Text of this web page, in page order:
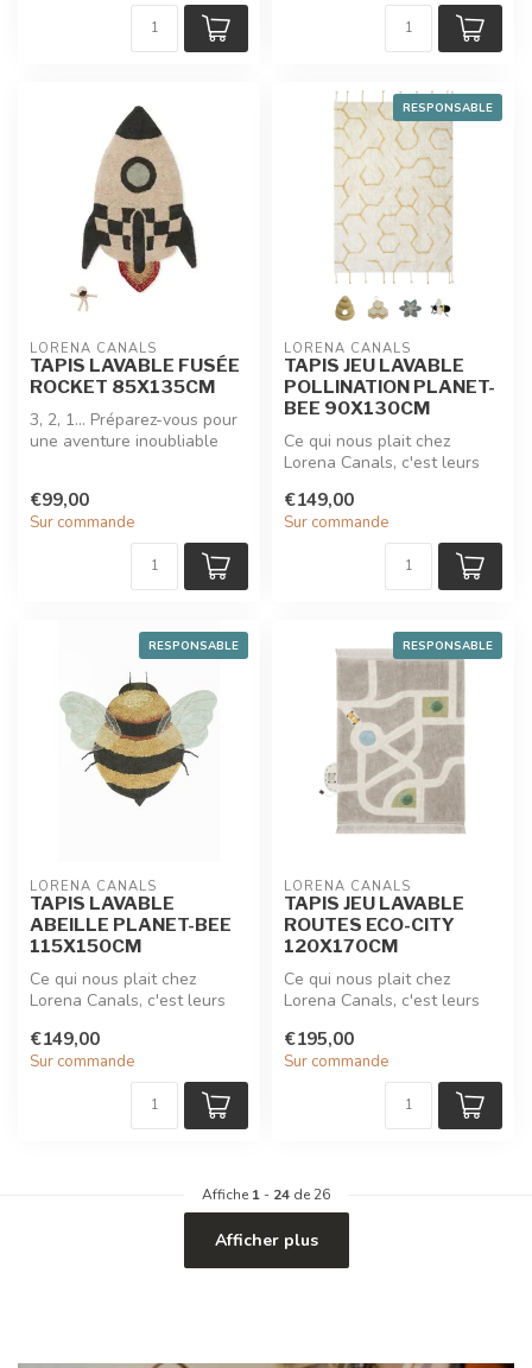
LORENA CANALS
TAPIS LAVABLE FUSÉE
ROCKET 85X135CM
3, 2, 1... Préparez-vous pour
une aventure inoubliable
€99,00
Sur commande
RESPONSABLE
LORENA CANALS
TAPIS JEU LAVABLE
POLLINATION PLANET-
BEE 90X130CM
Ce qui nous plait chez
Lorena Canals, c'est leurs
100%...
€149,00
Sur commande
RESPONSABLE
LORENA CANALS
TAPIS LAVABLE
ABEILLE PLANET-BEE
115X150CM
Ce qui nous plait chez
Lorena Canals, c'est leurs
100%...
€149,00
Sur commande
RESPONSABLE
LORENA CANALS
TAPIS JEU LAVABLE
ROUTES ECO-CITY
120X170CM
Ce qui nous plait chez
Lorena Canals, c'est leurs
100%...
€195,00
Sur commande
Affiche 1 - 24 de 26
Afficher plus